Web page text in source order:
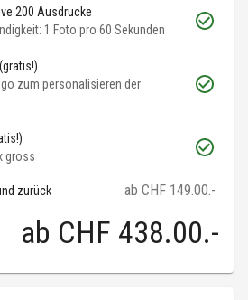
200 Ausdrucke
1 Foto pro 60 Sekunden
zum personalisieren der
gross
zurück ab CHF 149.00.-
ab CHF 438.00.-